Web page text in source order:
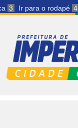
3 Ir para o rodapé 4